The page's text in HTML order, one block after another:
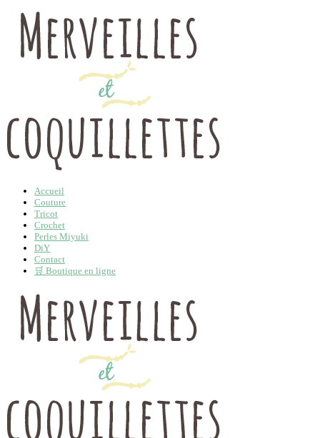
Accueil
Couture
Tricot
Crochet
Perles Miyuki
DiY
Contact
🛒 Boutique en ligne